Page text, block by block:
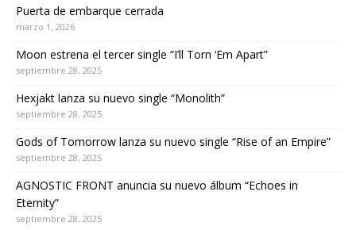
Puerta de embarque cerrada
marzo 1, 2026
Moon estrena el tercer single “I’ll Torn ‘Em Apart”
septiembre 28, 2025
Hexjakt lanza su nuevo single “Monolith”
septiembre 28, 2025
Gods of Tomorrow lanza su nuevo single “Rise of an Empire”
septiembre 28, 2025
AGNOSTIC FRONT anuncia su nuevo álbum “Echoes in
Eternity”
septiembre 28, 2025